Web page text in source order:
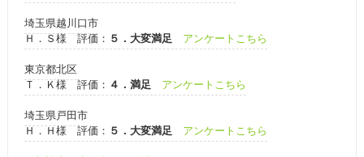
埼玉県越川口市
Ｈ．Ｓ様 評価： ５．大変満足 アンケートこちら
東京都北区
Ｔ．Ｋ様 評価： ４．満足 アンケートこちら
埼玉県戸田市
Ｈ．Ｈ様 評価： ５．大変満足 アンケートこちら